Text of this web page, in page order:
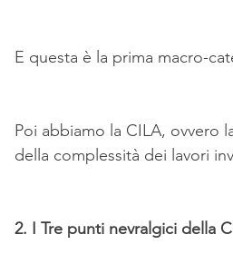
E questa è la prima macro-
Poi abbiamo la CILA, ovvero
della complessità dei lavori
2. I Tre punti nevralgici della